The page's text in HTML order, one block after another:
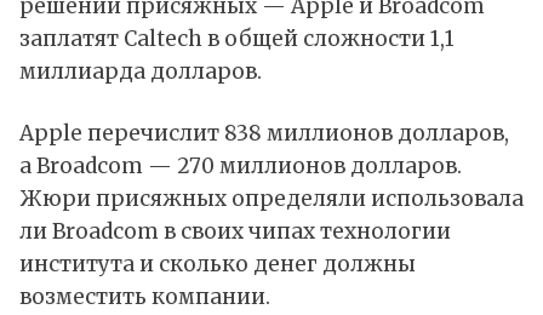
решении присяжных — Apple и Broadcom
заплатят Caltech в общей сложности 1,1
миллиарда долларов.
Apple перечислит 838 миллионов долларов,
а Broadcom — 270 миллионов долларов.
Жюри присяжных определяли использовала
ли Broadcom в своих чипах технологии
института и сколько денег должны
возместить компании.